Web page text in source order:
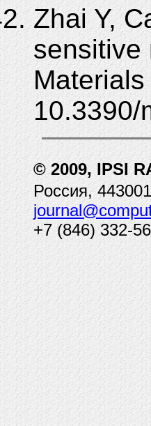
Zhai Y,
sensitive
10.3390/
© 2009, IPSI
Россия,
+7 (846) 332-